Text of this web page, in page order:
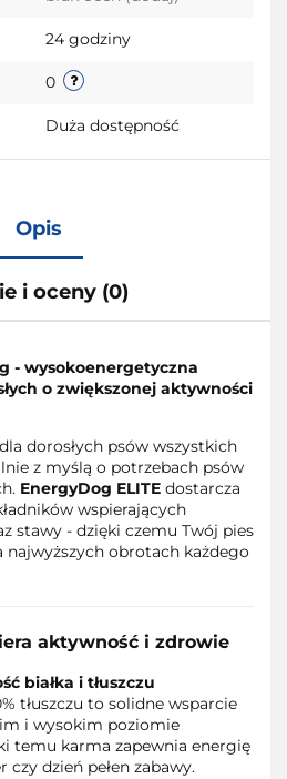
24 godziny
0
Duża dostępność
Opis
i oceny (0)
- wysokoenergetyczna
o zwiększonej aktywności
dorosłych psów wszystkich
z myślą o potrzebach psów
EnergyDog ELITE dostarcza
wspierających
stawy - dzięki czemu Twój pies
najwyższych obrotach każdego
aktywność i zdrowie
białka i tłuszczu
tłuszczu to solidne wsparcie
i wysokim poziomie
temu karma zapewnia energię
czy dzień pełen zabawy.